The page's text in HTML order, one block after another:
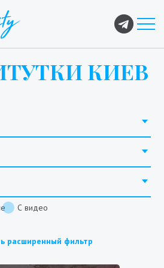
КИЕВ
С видео
расширенный фильтр